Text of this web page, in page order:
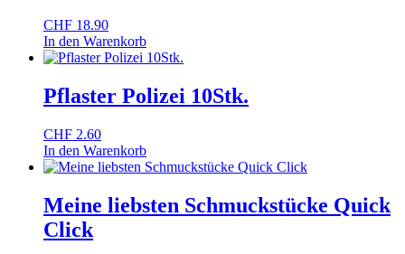
CHF 18.90
In den Warenkorb
Pflaster Polizei 10Stk.
CHF 2.60
In den Warenkorb
Meine liebsten Schmuckstücke Quick
Click